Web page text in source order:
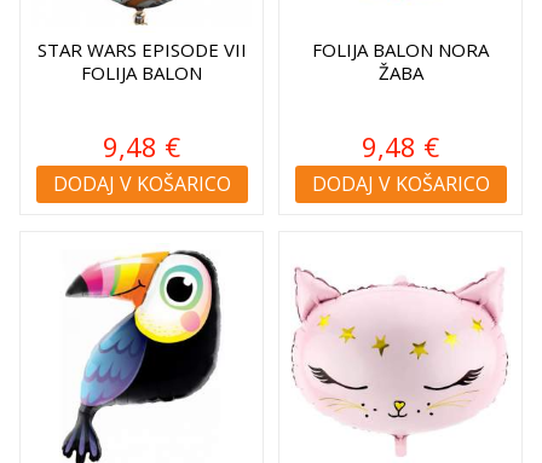
STAR WARS EPISODE VII
FOLIJA BALON
9,48 €
DODAJ V KOŠARICO
FOLIJA BALON NORA
ŽABA
9,48 €
DODAJ V KOŠARICO